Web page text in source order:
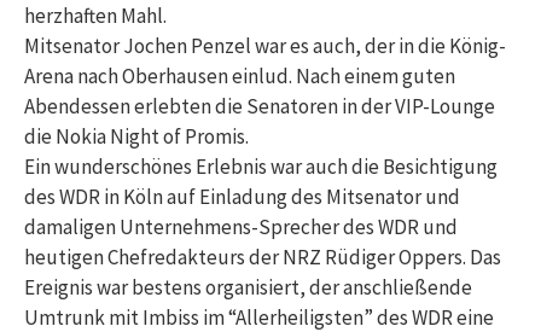
herzhaften Mahl.
Mitsenator Jochen Penzel war es auch, der in die König-
Arena nach Oberhausen einlud. Nach einem guten
Abendessen erlebten die Senatoren in der VIP-Lounge
die Nokia Night of Promis.
Ein wunderschönes Erlebnis war auch die Besichtigung
des WDR in Köln auf Einladung des Mitsenator und
damaligen Unternehmens-Sprecher des WDR und
heutigen Chefredakteurs der NRZ Rüdiger Oppers. Das
Ereignis war bestens organisiert, der anschließende
Umtrunk mit Imbiss im “Allerheiligsten” des WDR eine